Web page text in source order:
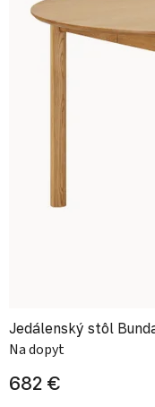
Jedálenský stôl
Na dopyt
682 €